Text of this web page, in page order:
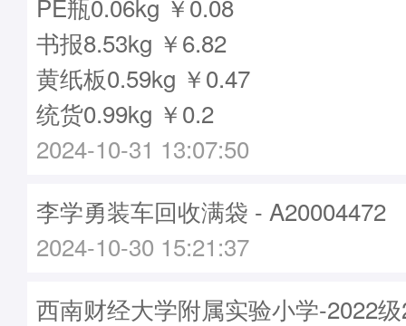
PE瓶0.06kg ￥0.08
书报8.53kg ￥6.82
黄纸板0.59kg ￥0.47
统货0.99kg ￥0.2
2024-10-31 13:07:50
李学勇装车回收满袋 - A20004472
2024-10-30 15:21:37
西南财经大学附属实验小学-2022